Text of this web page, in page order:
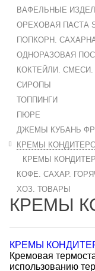
ВАФЕЛЬНЫЕ
ОРЕХОВАЯ ПАСТА
ПОПКОРН.
ОДНОРАЗОВАЯ
КОКТЕЙЛИ.
СИРОПЫ
ТОППИНГИ
ПЮРЕ
ДЖЕМЫ КУБАНЬ
КРЕМЫ
КРЕМЫ
КОФЕ. САХАР.
ХОЗ. ТОВАРЫ
КРЕМЫ
КРЕМЫ
Кремовая
использованию